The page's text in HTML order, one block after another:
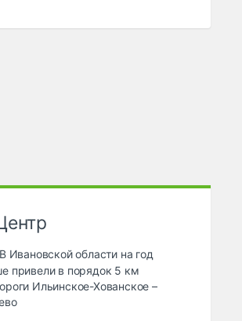
В Ивановской области на год
привели в порядок 5 км
Ильинское-Хованское –